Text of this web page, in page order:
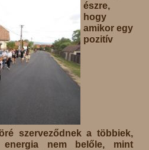
észre,
hogy
amikor egy
pozitív
szerveződnek a többiek,
nem belőle, mint